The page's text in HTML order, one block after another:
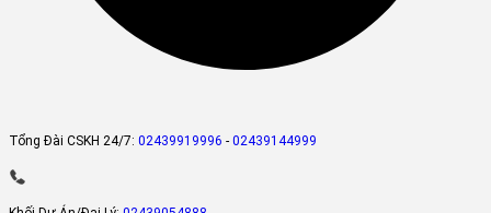
Tổng Đài CSKH 24/7: 02439919996 - 02439144999